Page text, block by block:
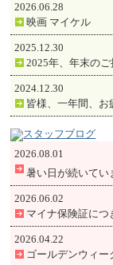
2026.06.28
映画 マイケル
2025.12.30
2025年、年末のご
2024.12.30
皆様、一年間、お
2026.08.01
暑い日が続いてい
2026.06.02
マイナ保険証につ
2026.04.22
ゴールデンウィー